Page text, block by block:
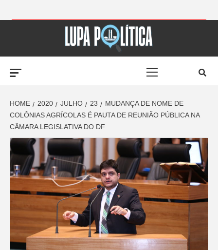
LUPA
POLÍTICA –
AMPLIANDO A
NOTÍCIA
HOME 2020 JULHO 23
MUDANÇA DE NOME DE
COLÔNIAS AGRÍCOLAS É PAUTA DE REUNIÃO PÚBLICA NA
CÂMARA LEGISLATIVA DO DF